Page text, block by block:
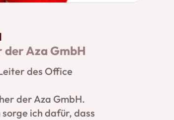
Aza GmbH
des Office
der Aza GmbH.
ich dafür, dass